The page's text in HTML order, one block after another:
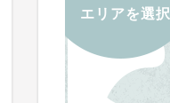
エリアを選択